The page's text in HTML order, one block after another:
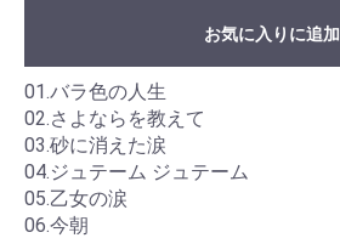
お気に入りに追加
01.バラ色の人生
02.さよならを教えて
03.砂に消えた涙
04.ジュテーム ジュテーム
05.乙女の涙
06.今朝